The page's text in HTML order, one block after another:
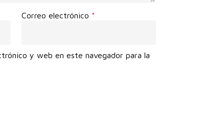
Correo electrónico *
y web en este navegador para la